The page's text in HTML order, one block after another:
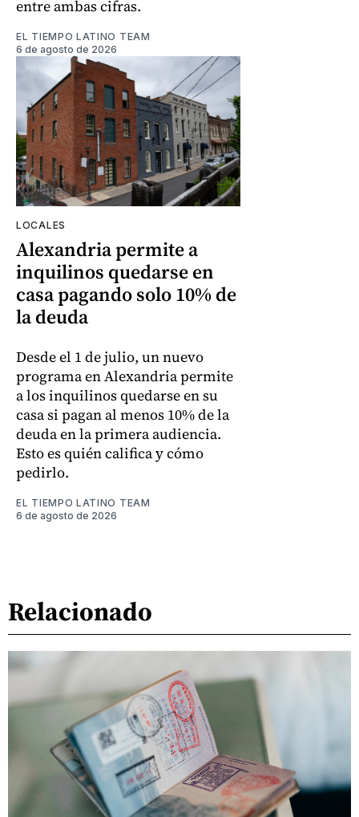
entre ambas cifras.
EL TIEMPO LATINO TEAM
6 de agosto de 2026
LOCALES
Alexandria permite a
inquilinos quedarse en
casa pagando solo 10% de
la deuda
Desde el 1 de julio, un nuevo
programa en Alexandria permite
a los inquilinos quedarse en su
casa si pagan al menos 10% de la
deuda en la primera audiencia.
Esto es quién califica y cómo
pedirlo.
EL TIEMPO LATINO TEAM
6 de agosto de 2026
Relacionado